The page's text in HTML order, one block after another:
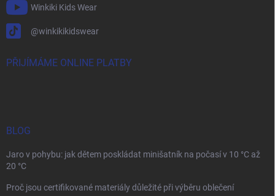
Winkiki Kids Wear
@winkikikidswear
PŘIJÍMÁME ONLINE PLATBY
BLOG
Jaro v pohybu: jak dětem poskládat minišatník na počasí v 10 °C až
20 °C
Proč jsou certifikované materiály důležité při výběru oblečení